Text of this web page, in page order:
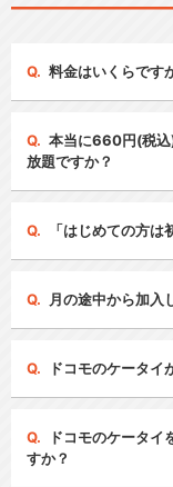
料金はいくらです
本当に660円(税
放題ですか？
「はじめての方は
月の途中から加入
ドコモのケータイ
ドコモのケータイ
すか？